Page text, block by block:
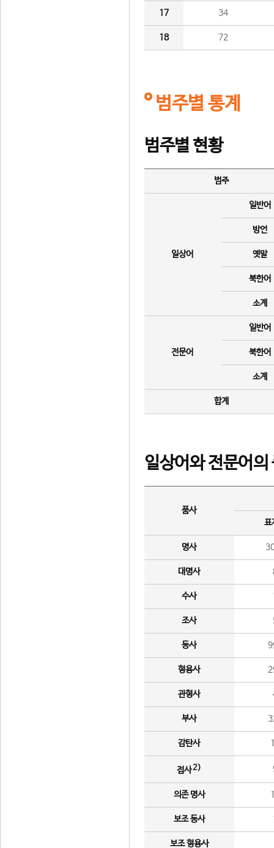
17 34
18 72
범주별 통계
범주별 현황
범주
일상어
일반어
방언
옛말
북한어
소계
전문어
일반어
북한어
소계
합계
일상어와 전문어의
품사
표
명사
대명사
수사
조사
동사
형용사
관형사
부사
감탄사
접사2)
의존 명사
보조 동사
보조 형용사